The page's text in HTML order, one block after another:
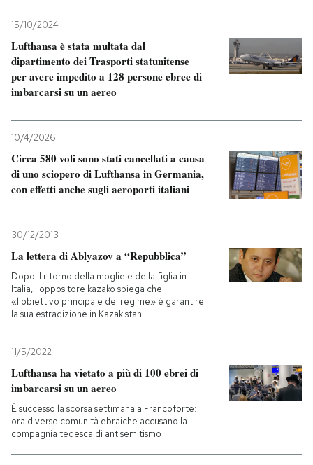
15/10/2024
Lufthansa è stata multata dal
dipartimento dei Trasporti statunitense
per avere impedito a 128 persone ebree di
imbarcarsi su un aereo
10/4/2026
Circa 580 voli sono stati cancellati a causa
di uno sciopero di Lufthansa in Germania,
con effetti anche sugli aeroporti italiani
30/12/2013
La lettera di Ablyazov a “Repubblica”
Dopo il ritorno della moglie e della figlia in
Italia, l'oppositore kazako spiega che
«l'obiettivo principale del regime» è garantire
la sua estradizione in Kazakistan
11/5/2022
Lufthansa ha vietato a più di 100 ebrei di
imbarcarsi su un aereo
È successo la scorsa settimana a Francoforte:
ora diverse comunità ebraiche accusano la
compagnia tedesca di antisemitismo